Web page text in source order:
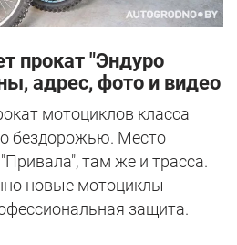
прокат "Эндуро
адрес, фото и видео
мотоциклов класса
бездорожью. Место
там же и трасса.
новые мотоциклы
защита.